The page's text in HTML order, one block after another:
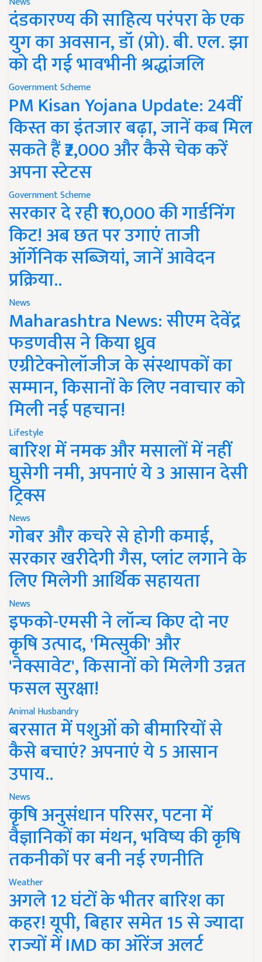
दंडकारण्य की साहित्य परंपरा के एक
युग का अवसान, डॉ (प्रो). बी. एल. झा
को दी गई भावभीनी श्रद्धांजलि
Government Scheme
PM Kisan Yojana Update: 24वीं
किस्त का इंतजार बढ़ा, जानें कब मिल
सकते हैं ₹2,000 और कैसे चेक करें
अपना स्टेटस
Government Scheme
सरकार दे रही ₹10,000 की गार्डनिंग
किट! अब छत पर उगाएं ताजी
ऑर्गेनिक सब्जियां, जानें आवेदन
प्रक्रिया..
News
Maharashtra News: सीएम देवेंद्र
फडणवीस ने किया ध्रुव
एग्रीटेक्नोलॉजीज के संस्थापकों का
सम्मान, किसानों के लिए नवाचार को
मिली नई पहचान!
Lifestyle
बारिश में नमक और मसालों में नहीं
घुसेगी नमी, अपनाएं ये 3 आसान देसी
ट्रिक्स
News
गोबर और कचरे से होगी कमाई,
सरकार खरीदेगी गैस, प्लांट लगाने के
लिए मिलेगी आर्थिक सहायता
News
इफको-एमसी ने लॉन्च किए दो नए
कृषि उत्पाद, 'मित्सुकी' और
'नेक्सावेट', किसानों को मिलेगी उन्नत
फसल सुरक्षा!
Animal Husbandry
बरसात में पशुओं को बीमारियों से
कैसे बचाएं? अपनाएं ये 5 आसान
उपाय..
News
कृषि अनुसंधान परिसर, पटना में
वैज्ञानिकों का मंथन, भविष्य की कृषि
तकनीकों पर बनी नई रणनीति
Weather
अगले 12 घंटों के भीतर बारिश का
कहर! यूपी, बिहार समेत 15 से ज्यादा
राज्यों में IMD का ऑरेंज अलर्ट